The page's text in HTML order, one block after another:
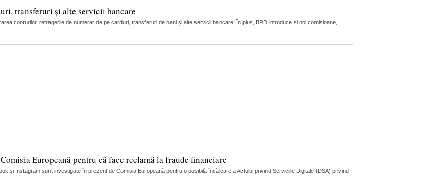
transferuri și alte servicii bancare
conturilor, retragerile de numerar de pe carduri, transferuri de bani și alte servicii bancare. În plus, BRD introduce și noi comisioane,
Europeană pentru că face reclamă la fraude financiare
și Instagram sunt investigate în prezent de Comisia Europeană pentru o posibilă încălcare a Actului privind Serviciile Digitale (DSA) privind